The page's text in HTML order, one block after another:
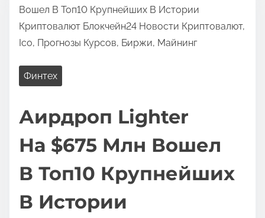
Вошел В Топ10 Крупнейших В Истории
Криптовалют Блокчейн24 Новости Криптовалют,
Ico, Прогнозы Курсов, Биржи, Майнинг
Финтех
Аирдроп Lighter
На $675 Млн Вошел
В Топ10 Крупнейших
В Истории